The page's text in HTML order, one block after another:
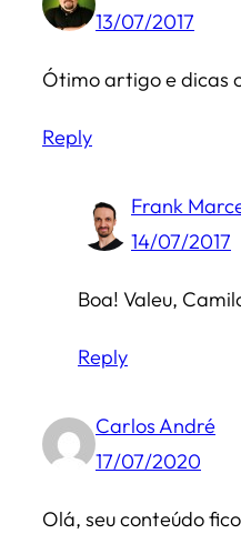
13/07/2017
Ótimo artigo e dicas
Reply
Frank
14/07/2017
Boa! Valeu,
Reply
Carlos André
17/07/2020
Olá, seu conteúdo